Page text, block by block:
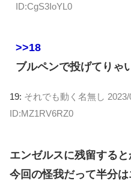
ID:CgS3IoYL0
>>18
ブルペンで投げてりゃ
19: それでも動く名無し
ID:MZ1RV6RZ0
エンゼルスに残留する
今回の怪我だって半分